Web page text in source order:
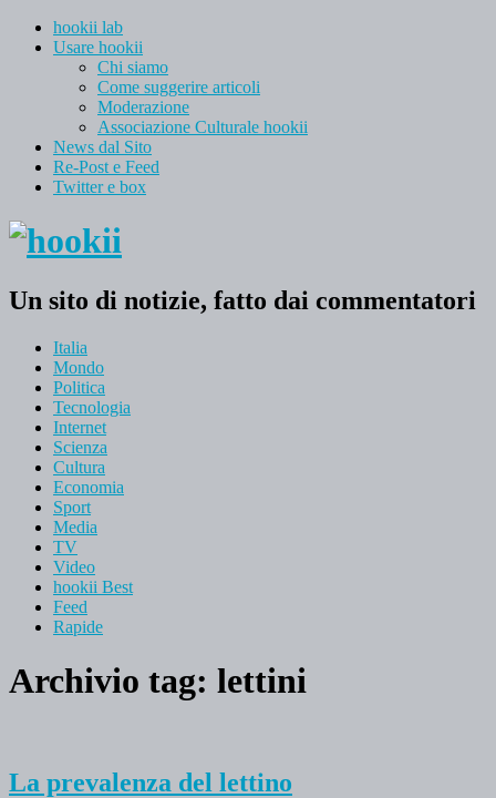
hookii lab
Usare hookii
Chi siamo
Come suggerire articoli
Moderazione
Associazione Culturale hookii
News dal Sito
Re-Post e Feed
Twitter e box
Un sito di notizie, fatto dai commentatori
Italia
Mondo
Politica
Tecnologia
Internet
Scienza
Cultura
Economia
Sport
Media
TV
Video
hookii Best
Feed
Rapide
Archivio tag: lettini
La prevalenza del lettino